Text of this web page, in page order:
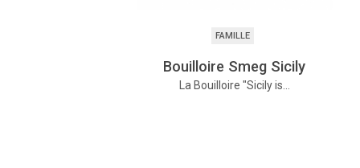
FAMILLE
Bouilloire Smeg Sicily
La Bouilloire "Sicily is…